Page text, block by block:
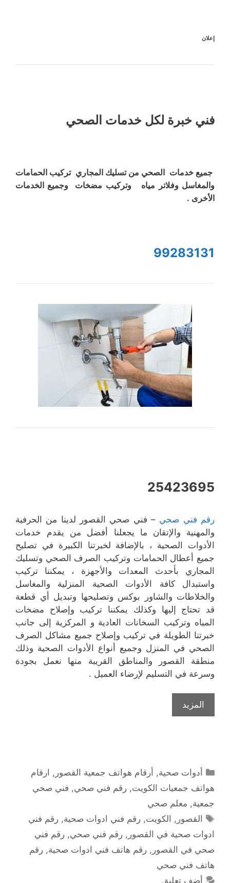
إعلان
فني خبرة لكل خدمات الصحي
جميع خدمات الصحي من تسليك المجاري تركيب الحمامات
والمغاسل وفلاتر مياه وتركيب مضخات وجميع الخدمات
الأخرى .
99283131
25423695
رقم فني صحي – فني صحي القصور لدينا من الحرفية
والمهنية والإتقان ما يجعلنا أفضل من يقدم خدمات
الأدوات الصحية ، بالإضافة لخبرتنا الكبيرة في تصليح
جميع أعطال الحمامات وتركيب الصرف الصحي وتسليك
المجاري بأحدث المعدات والأجهزة ، يمكننا تركيب
واستبدال كافة الأدوات الصحية المنزلية والمغاسل
والخلاطات والشاور بوكس وتصليحها وتبديل أي قطعة
قد تحتاج إليها وكذلك يمكننا تركيب وإصلاح مضخات
المياه وتركيب السخانات العادية و المركزية إلى جانب
خبرتنا الطويلة في تركيب وإصلاح جميع مشاكل الصرف
الصحي في المنزل وجميع أنواع الأدوات الصحية وذلك
منطقة القصور والمناطق القريبة منها نعمل بجودة
وسرعة في التسليم لإرضاء العميل .
المزيد
التصنيفات
أدوات صحية, أرقام هواتف جمعية القصور , ارقام
هواتف جمعيات الكويت, رقم فني صحي, فني صحي
جمعية, معلم صحي
الوسوم
القصور , الكويت,رقم فني ادوات صحية,رقم فني
ادوات صحية في القصور , رقم فني صحي, رقم فني
صحي في القصور , رقم هاتف فني ادوات صحية, رقم
هاتف فني صحي
أضف تعليق